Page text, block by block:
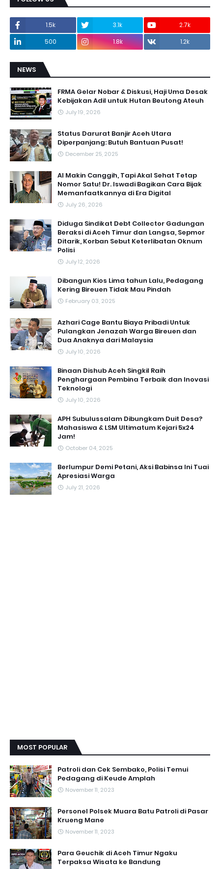
1.5k 3.1k
2.7k
500
1.8k 1.2k
NEWS
FRMA Gelar Nobar & Diskusi, Haji Uma Desak
Kebijakan Adil untuk Hutan Beutong Ateuh
July 19, 2026
Status Darurat Banjir Aceh Utara
Diperpanjang: Butuh Bantuan Pusat!
December 25, 2025
AI Makin Canggih, Tapi Akal Sehat Tetap
Nomor Satu! Dr. Iswadi Bagikan Cara Bijak
Memanfaatkannya di Era Digital
July 26, 2026
Diduga Sindikat Debt Collector Gadungan
Beraksi di Aceh Timur dan Langsa, Sepmor
Ditarik, Korban Sebut Keterlibatan Oknum
Polisi
July 12, 2026
Dibangun Kios Lima tahun Lalu, Pedagang
Kering Bireuen Tidak Mau Pindah
February 03, 2025
Azhari Cage Bantu Biaya Pribadi Untuk
Pulangkan Jenazah Warga Bireuen dan
Dua Anaknya dari Malaysia
July 10, 2026
Binaan Dishub Aceh Singkil Raih
Penghargaan Pembina Terbaik dan Inovasi
Teknologi
July 10, 2026
APH Subulussalam Dibungkam Duit Desa?
Mahasiswa & LSM Ultimatum Kejari 5x24
Jam!
October 04, 2025
Berlumpur Demi Petani, Aksi Babinsa Ini Tuai
Apresiasi Warga
July 21, 2026
MOST POPULAR
Patroli dan Cek Sembako, Polisi Temui
Pedagang di Keude Amplah
November 11, 2023
Personel Polsek Muara Batu Patroli di Pasar
Krueng Mane
November 11, 2023
Para Geuchik di Aceh Timur Ngaku
Terpaksa Wisata ke Bandung